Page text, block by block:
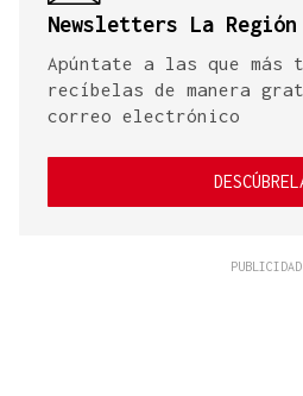
Newsletters La Región
Apúntate a las que más
recíbelas de manera
correo electrónico